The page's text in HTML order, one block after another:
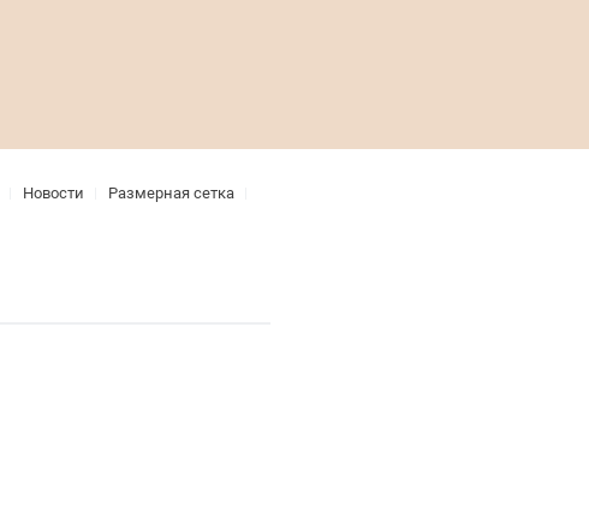
Новости Размерная сетка